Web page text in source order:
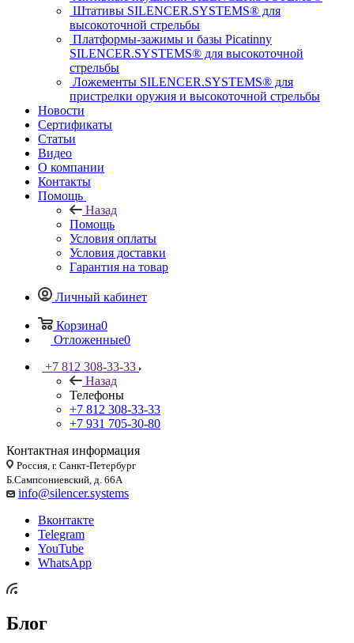
Штативы SILENCER.SYSTEMS® для
высокоточной стрельбы
Платформы-зажимы и базы Picatinny
SILENCER.SYSTEMS® для высокоточной
стрельбы
Ложементы SILENCER.SYSTEMS® для
пристрелки оружия и высокоточной стрельбы
Новости
Сертификаты
Статьи
Видео
О компании
Контакты
Помощь
Назад
Помощь
Условия оплаты
Условия доставки
Гарантия на товар
Личный кабинет
Корзина0
Отложенные0
+7 812 308-33-33
Назад
Телефоны
+7 812 308-33-33
+7 931 705-30-80
Контактная информация
Россия, г. Санкт-Петербург
Б.Сампсониевский, д. 66А
info@silencer.systems
Вконтакте
Telegram
YouTube
WhatsApp
Блог